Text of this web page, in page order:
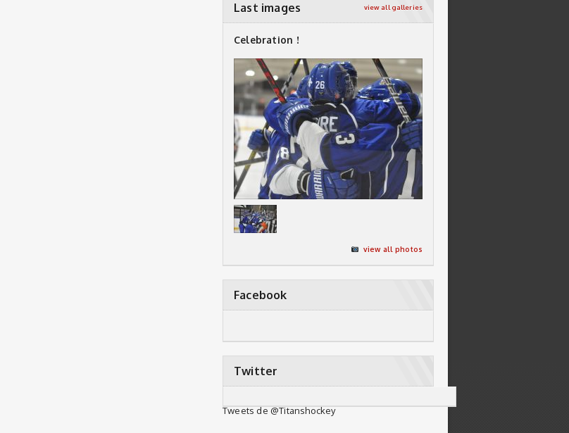
Last images view all galleries
Celebration !
view all photos
Facebook
Twitter
Tweets de @Titanshockey